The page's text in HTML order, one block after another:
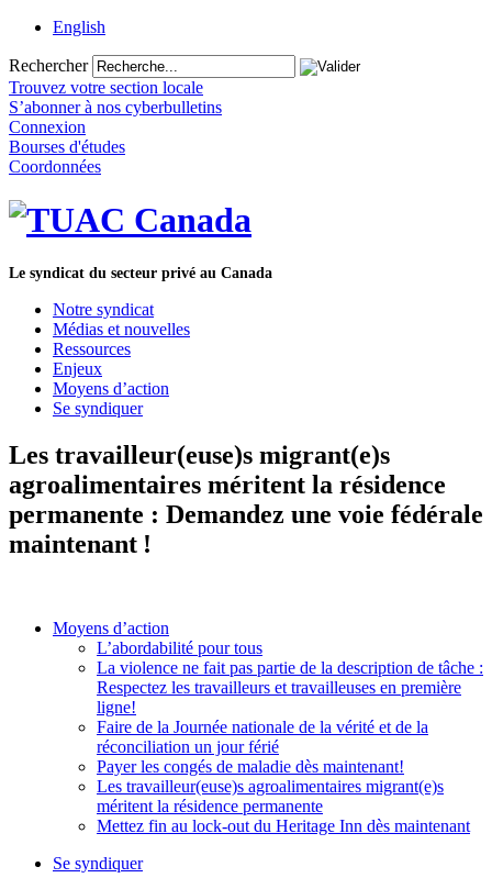
English
Rechercher
Trouvez votre section locale
S’abonner à nos cyberbulletins
Connexion
Bourses d'études
Coordonnées
Le syndicat du secteur privé au Canada
Notre syndicat
Médias et nouvelles
Ressources
Enjeux
Moyens d’action
Se syndiquer
Les travailleur(euse)s migrant(e)s
agroalimentaires méritent la résidence
permanente : Demandez une voie fédérale
maintenant !
Moyens d’action
L’abordabilité pour tous
La violence ne fait pas partie de la description de tâche :
Respectez les travailleurs et travailleuses en première
ligne!
Faire de la Journée nationale de la vérité et de la
réconciliation un jour férié
Payer les congés de maladie dès maintenant!
Les travailleur(euse)s agroalimentaires migrant(e)s
méritent la résidence permanente
Mettez fin au lock-out du Heritage Inn dès maintenant
Se syndiquer